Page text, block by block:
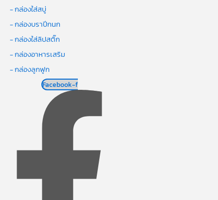
- กล่องใส่สบู่
- กล่องบราปีกนก
- กล่องใส่ลิปสติ๊ก
- กล่องอาหารเสริม
- กล่องลูกฟูก
Facebook-f